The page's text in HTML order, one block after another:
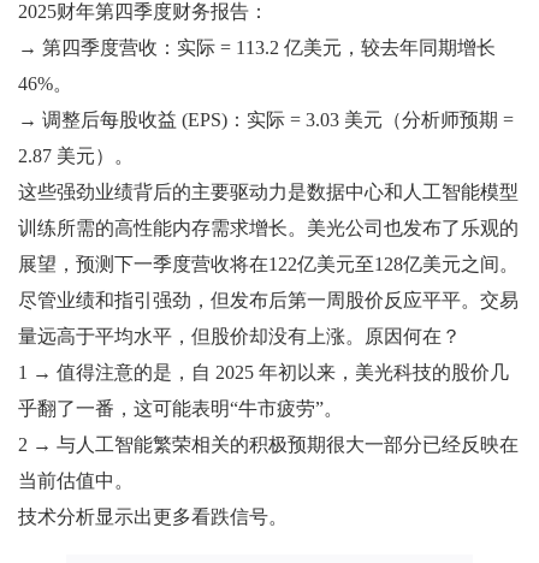
2025财年第四季度财务报告：
→ 第四季度营收：实际 = 113.2 亿美元，较去年同期增长
46%。
→ 调整后每股收益 (EPS)：实际 = 3.03 美元（分析师预期 =
2.87 美元）。
这些强劲业绩背后的主要驱动力是数据中心和人工智能模型
训练所需的高性能内存需求增长。美光公司也发布了乐观的
展望，预测下一季度营收将在122亿美元至128亿美元之间。
尽管业绩和指引强劲，但发布后第一周股价反应平平。交易
量远高于平均水平，但股价却没有上涨。原因何在？
1 → 值得注意的是，自 2025 年初以来，美光科技的股价几
乎翻了一番，这可能表明“牛市疲劳”。
2 → 与人工智能繁荣相关的积极预期很大一部分已经反映在
当前估值中。
技术分析显示出更多看跌信号。